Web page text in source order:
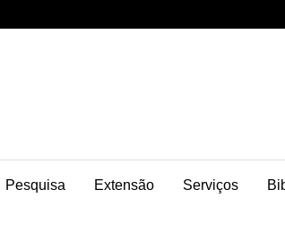
Pesquisa Extensão Serviços